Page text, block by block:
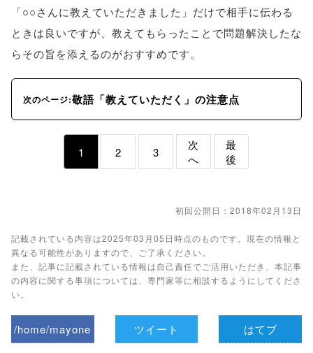
「○○さんに教えていただきました」だけで相手に伝わる
ときは良いですが、教えてもらったことで問題解決したな
らその旨を添えるのがおすすめです。
次のページ:敬語「教えていただく」の注意点
1 2 3
次
へ
最
後
初回公開日：2018年02月13日
記載されている内容は2025年03月05日時点のものです。現在の情報と
異なる可能性がありますので、ご了承ください。
また、記事に記載されている情報は自己責任でご活用いただき、本記事
の内容に関する事項については、専門家等に相談するようにしてくださ
い。
/home/mayone
ツイート はてブ